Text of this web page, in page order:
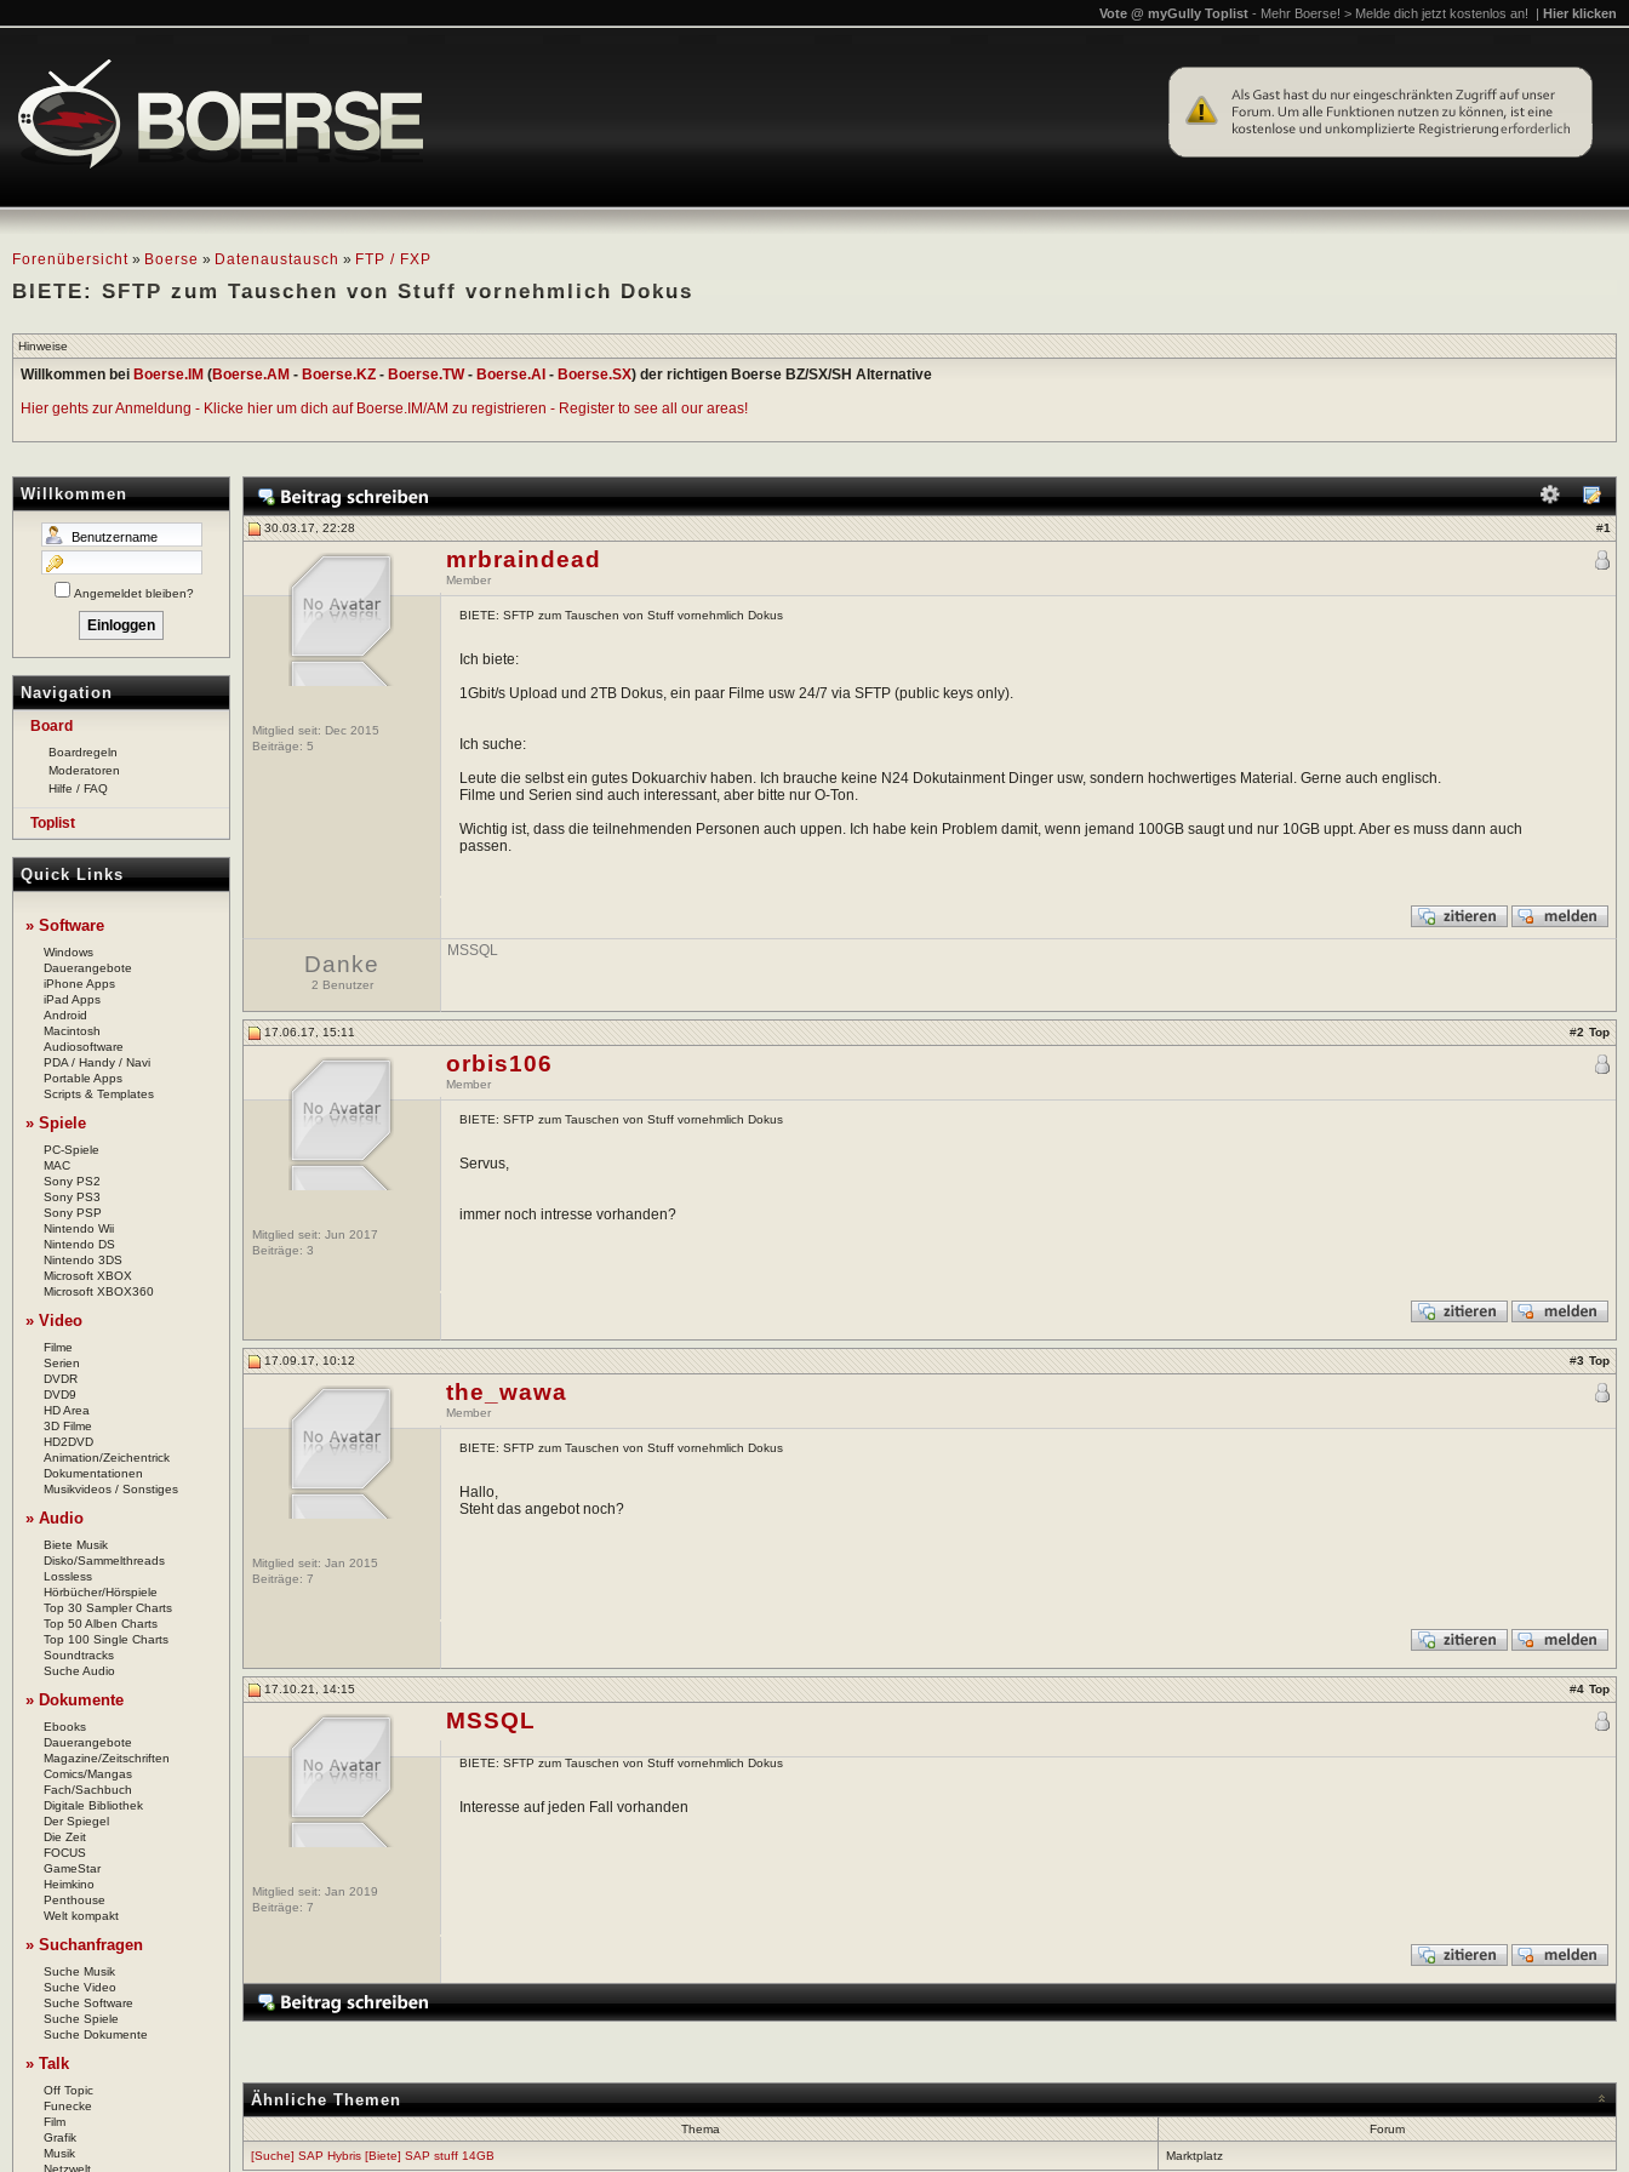
Forenübersicht » Boerse » Datenaustausch » FTP / FXP
BIETE: SFTP zum Tauschen von Stuff vornehmlich Dokus
Vote @ myGully Toplist - Mehr Boerse! > Melde dich jetzt kostenlos an! | Hier klicken
Hinweise
Willkommen bei Boerse.IM (Boerse.AM - Boerse.KZ - Boerse.TW- Boerse.AI - Boerse.SX) der richtigen Boerse BZ/SX/SH Alternative
Hier gehts zur Anmeldung - Klicke hier um dich auf Boerse.IM/AM zu registrieren - Register to see all our areas!
Willkommen
Angemeldet bleiben?
Navigation
Board
Boardregeln
Moderatoren
Hilfe / FAQ
Toplist
Quick Links
» Software
Windows
Dauerangebote
iPhone Apps
iPad Apps
Android
Macintosh
Audiosoftware
PDA / Handy / Navi
Portable Apps
Scripts & Templates
» Spiele
PC-Spiele
MAC
Sony PS2
Sony PS3
Sony PSP
Nintendo Wii
Nintendo DS
Nintendo 3DS
Microsoft XBOX
Microsoft XBOX360
» Video
Filme
Serien
DVDR
DVD9
HD Area
3D Filme
HD2DVD
Animation/Zeichentrick
Dokumentationen
Musikvideos / Sonstiges
» Audio
Biete Musik
Disko/Sammelthreads
Lossless
Hörbücher/Hörspiele
Top 30 Sampler Charts
Top 50 Alben Charts
Top 100 Single Charts
Soundtracks
Suche Audio
» Dokumente
Ebooks
Dauerangebote
Magazine/Zeitschriften
Comics/Mangas
Fach/Sachbuch
Digitale Bibliothek
Der Spiegel
Die Zeit
FOCUS
GameStar
Heimkino
Penthouse
Welt kompakt
» Suchanfragen
Suche Musik
Suche Video
Suche Software
Suche Spiele
Suche Dokumente
» Talk
Off Topic
Funecke
Film
Grafik
Musik
30.03.17, 22:28 #1
Mitglied seit: Dec 2015
Beiträge: 5
mrbraindead
Member
BIETE: SFTP zum Tauschen von Stuff vornehmlich Dokus
Ich biete:
1Gbit/s Upload und 2TB Dokus, ein paar Filme usw 24/7 via SFTP (public keys only).
Ich suche:
Leute die selbst ein gutes Dokuarchiv haben. Ich brauche keine N24 Dokutainment Dinger usw, sondern hochwertiges Material. Gerne auch englisch.
Filme und Serien sind auch interessant, aber bitte nur O-Ton.
Wichtig ist, dass die teilnehmenden Personen auch uppen. Ich habe kein Problem damit, wenn jemand 100GB saugt und nur 10GB uppt. Aber es muss dann auch
passen.
Danke
2 Benutzer
MSSQL
17.06.17, 15:11 #2 Top
Mitglied seit: Jun 2017
Beiträge: 3
orbis106
Member
BIETE: SFTP zum Tauschen von Stuff vornehmlich Dokus
Servus,
immer noch intresse vorhanden?
17.09.17, 10:12 #3 Top
Mitglied seit: Jan 2015
Beiträge: 7
the_wawa
Member
BIETE: SFTP zum Tauschen von Stuff vornehmlich Dokus
Hallo,
Steht das angebot noch?
17.10.21, 14:15 #4 Top
Mitglied seit: Jan 2019
Beiträge: 7
MSSQL
BIETE: SFTP zum Tauschen von Stuff vornehmlich Dokus
Interesse auf jeden Fall vorhanden
Ähnliche Themen
Thema
Forum
[Suche] SAP Hybris [Biete] SAP stuff 14GB
Marktplatz